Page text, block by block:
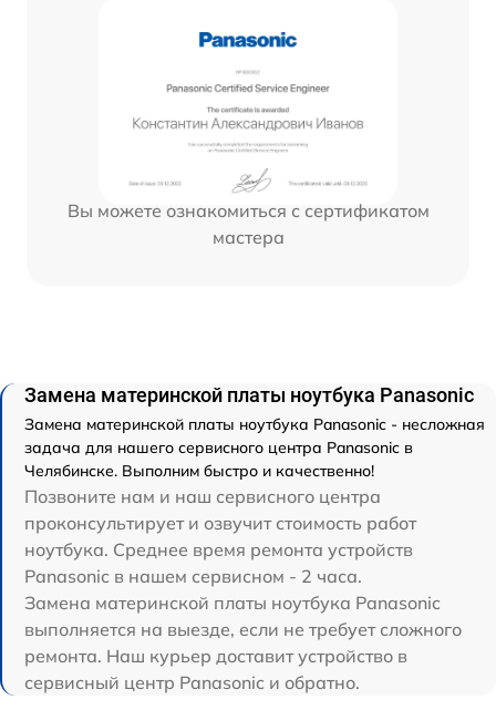
Вы можете ознакомиться с сертификатом
мастера
Замена материнской платы ноутбука Panasonic
Замена материнской платы ноутбука Panasonic - несложная
задача для нашего сервисного центра Panasonic в
Челябинске. Выполним быстро и качественно!
Позвоните нам и наш сервисного центра
проконсультирует и озвучит стоимость работ
ноутбука. Среднее время ремонта устройств
Panasonic в нашем сервисном - 2 часа.
Замена материнской платы ноутбука Panasonic
выполняется на выезде, если не требует сложного
ремонта. Наш курьер доставит устройство в
сервисный центр Panasonic и обратно.